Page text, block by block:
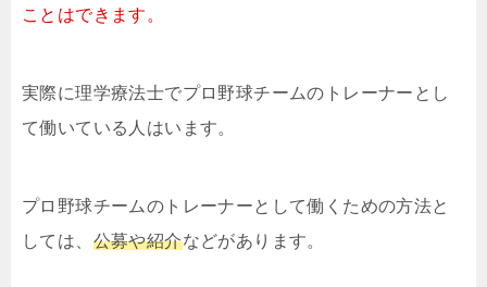
ことはできます。
実際に理学療法士でプロ野球チームのトレーナーとし
て働いている人はいます。
プロ野球チームのトレーナーとして働くための方法と
しては、 公募や紹介などがあります。